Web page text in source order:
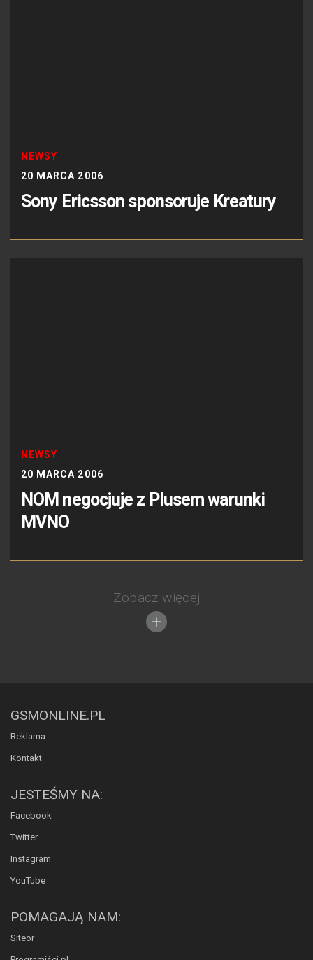
NEWSY
20 MARCA 2006
Sony Ericsson sponsoruje Kreatury
NEWSY
20 MARCA 2006
NOM negocjuje z Plusem warunki
MVNO
Zobacz więcej
GSMONLINE.PL
Reklama
Kontakt
JESTEŚMY NA:
Facebook
Twitter
Instagram
YouTube
POMAGAJĄ NAM:
Siteor